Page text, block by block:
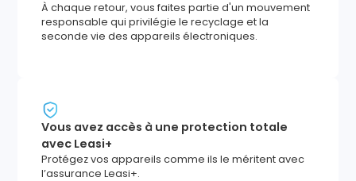
À chaque retour, vous faites partie d'un mouvement
responsable qui privilégie le recyclage et la
seconde vie des appareils électroniques.
Vous avez accès à une protection totale
avec Leasi+
Protégez vos appareils comme ils le méritent avec
l’assurance Leasi+.